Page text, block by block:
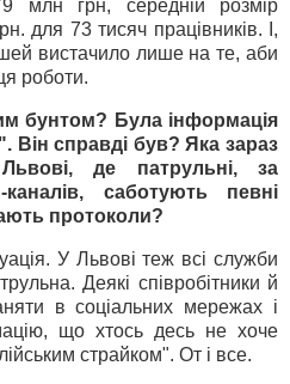
млн грн, середній розмір
для 73 тисяч працівників. І,
вистачило лише на те, аби
роботи.
бунтом? Була інформація
Він справді був? Яка зараз
де патрульні, за
каналів, саботують певні
протоколи?
У Львові теж всі служби
Деякі співробітники й
в соціальних мережах і
що хтось десь не хоче
страйком". От і все.